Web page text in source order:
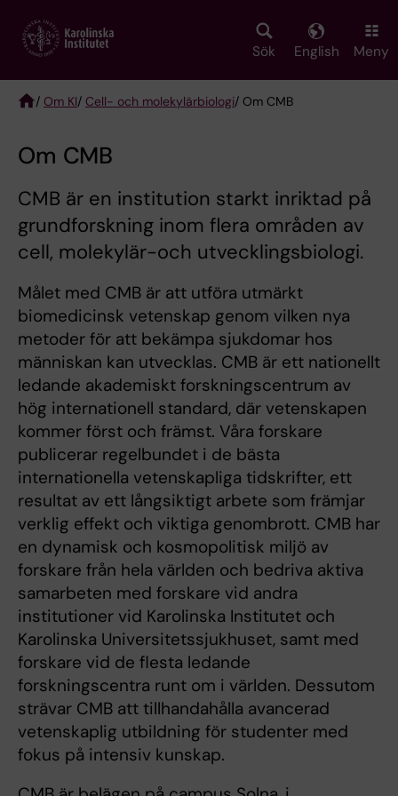
main
Sök English Meny
/ Om KI/ Cell- och molekylärbiologi/ Om CMB
Om CMB
CMB är en institution starkt inriktad på
grundforskning inom flera områden av
cell, molekylär-och utvecklingsbiologi.
Målet med CMB är att utföra utmärkt
biomedicinsk vetenskap genom vilken nya
metoder för att bekämpa sjukdomar hos
människan kan utvecklas. CMB är ett nationellt
ledande akademiskt forskningscentrum av
hög internationell standard, där vetenskapen
kommer först och främst. Våra forskare
publicerar regelbundet i de bästa
internationella vetenskapliga tidskrifter, ett
resultat av ett långsiktigt arbete som främjar
verklig effekt och viktiga genombrott. CMB har
en dynamisk och kosmopolitisk miljö av
forskare från hela världen och bedriva aktiva
samarbeten med forskare vid andra
institutioner vid Karolinska Institutet och
Karolinska Universitetssjukhuset, samt med
forskare vid de flesta ledande
forskningscentra runt om i världen. Dessutom
strävar CMB att tillhandahålla avancerad
vetenskaplig utbildning för studenter med
fokus på intensiv kunskap.